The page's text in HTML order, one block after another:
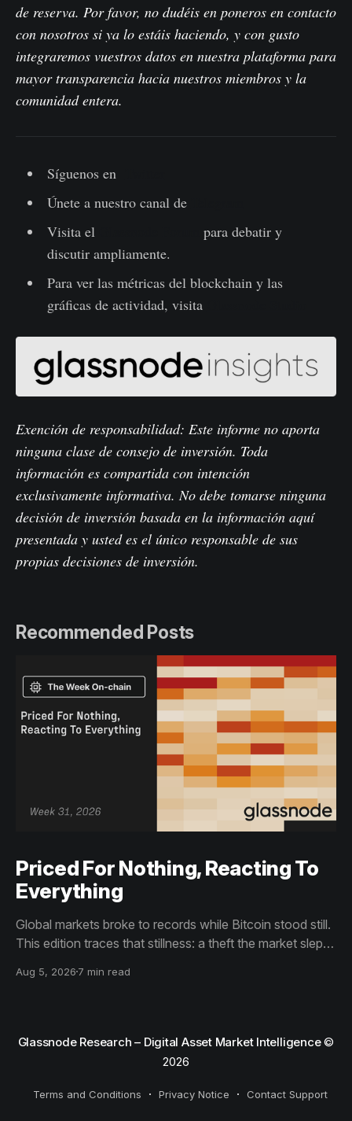
de reserva. Por favor, no dudéis en poneros en contacto
con nosotros si ya lo estáis haciendo, y con gusto
integraremos vuestros datos en nuestra plataforma para
mayor transparencia hacia nuestros miembros y la
comunidad entera.
Síguenos en
Únete a nuestro canal de
Visita el
para debatir y
discutir ampliamente.
Para ver las métricas del blockchain y las
gráficas de actividad, visita
Exención de responsabilidad: Este informe no aporta
ninguna clase de consejo de inversión. Toda
información es compartida con intención
exclusivamente informativa. No debe tomarse ninguna
decisión de inversión basada en la información aquí
presentada y usted es el único responsable de sus
propias decisiones de inversión.
Recommended Posts
Priced For Nothing, Reacting To
Everything
Global markets broke to records while Bitcoin stood still.
This edition traces that stillness: a theft the market slept
than capitulation, and an options market priced for
Aug 5, 2026 7 min read
Glassnode Research – Digital Asset Market Intelligence©
2026
Terms and Conditions Privacy Notice Contact Support